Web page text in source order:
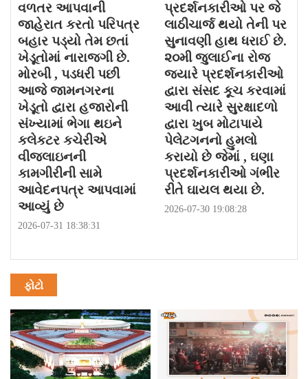
વળતર આપવાની
જાહેરાત કરતો પરિપત્ર
બહાર પડ્યો તેમ છતાં
ખેડૂતોમાં નારાજગી છે.
મોરબી , પડધરી પછી
આજે જામનગરના
ખેડૂતો દ્વારા હજારોની
સંખ્યામાં ભેગા થઇને
કલેકટર કચેરીએ
વીજલાઇનની
કામગીરીની સામે
આવેદનપત્ર આપવામાં
આવ્યું છે
2026-07-31 18:38:31
પ્રદર્શનકારીઓ પર જે
લાઠીચાર્જ થયો તેની પર
સુનાવણી હાથ ધરાઈ છે.
૨૦મી જુલાઈના રોજ
જયારે પ્રદર્શનકારીઓ
દ્વારા સંસદ કૂચ કરવામાં
આવી ત્યારે સુરક્ષાદળો
દ્વારા ખુબ મોટાપાયે
પેલેટગનનો હુમલો
કરાયો છે જેમાં , ઘણા
પ્રદર્શનકારીઓ ગંભીર
રીતે ઘાયલ થયા છે.
2026-07-30 19:08:28
ફોટો